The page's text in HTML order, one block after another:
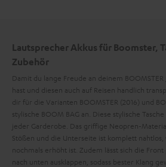
Lautsprecher Akkus für Boomster,
Zubehör
Damit du lange Freude an deinem BOOMSTER
hast und diesen auch auf Reisen handlich
dir für die Varianten BOOMSTER (2016) und
stylische BOOM BAG an. Diese stylische
jeder Garderobe. Das griffige Neopren-
Stößen und die Unterseite ist komplett
nochmals erhöht ist. Zudem lässt sich die
nach unten ausklappen, sodass bester Klang